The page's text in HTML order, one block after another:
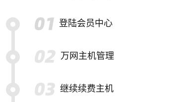
登陆会员中心
万网主机管理
继续续费主机